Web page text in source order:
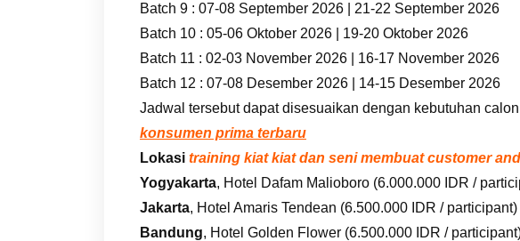
Batch 9 : 07-08 September 2026 | 21-22 September 2026
Batch 10 : 05-06 Oktober 2026 | 19-20 Oktober 2026
Batch 11 : 02-03 November 2026 | 16-17 November 2026
Batch 12 : 07-08 Desember 2026 | 14-15 Desember 2026
Jadwal tersebut dapat disesuaikan dengan kebutuhan
konsumen prima terbaru
Lokasi training kiat kiat dan seni membuat customer
Yogyakarta, Hotel Dafam Malioboro (6.000.000 IDR /
Jakarta, Hotel Amaris Tendean (6.500.000 IDR / participant)
Bandung, Hotel Golden Flower (6.500.000 IDR /